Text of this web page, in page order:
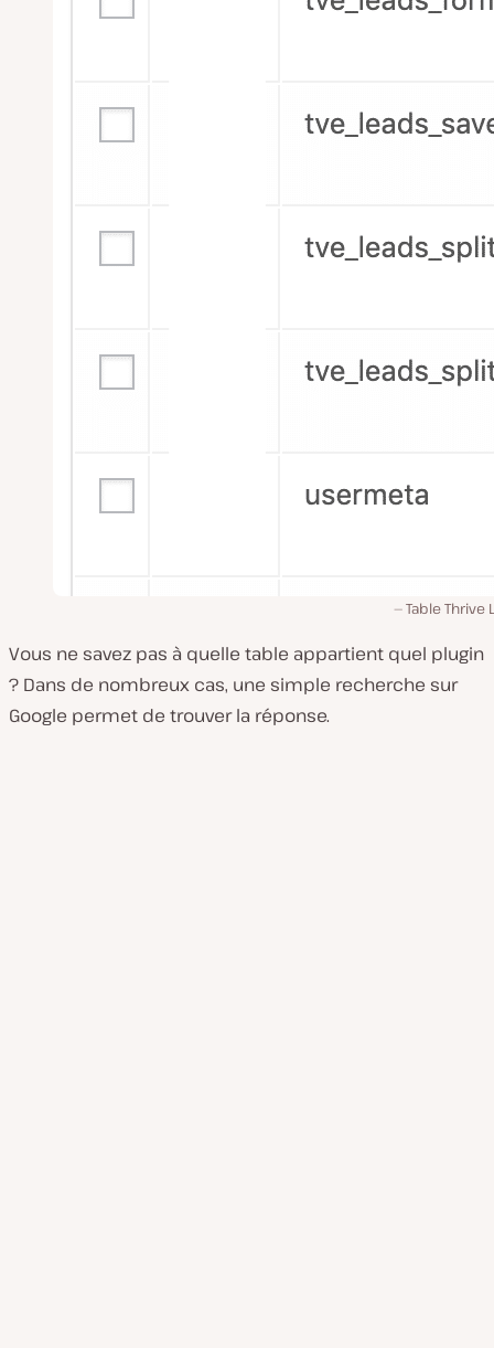
Table Thrive
Vous ne savez pas à quelle table appartient quel plugin
? Dans de nombreux cas, une simple recherche sur
Google permet de trouver la réponse.